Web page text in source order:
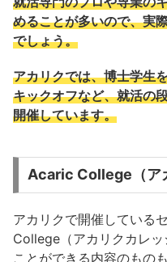
めることが多いので、実
でしょう。
アカリクでは、博士学生
キックオフなど、就活の
開催しています。
Acaric College（ア
アカリクで開催している
College（アカリクカレ
ことができる内容のもの